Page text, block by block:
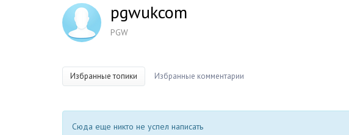
pgwukcom
PGW
Избранные топики Избранные комментарии
Сюда еще никто не успел написать